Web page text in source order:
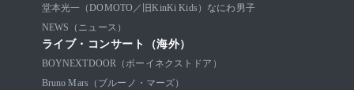
堂本光一（DOMOTO／旧KinKi Kids） なにわ男子
NEWS（ニュース）
ライブ・コンサート（海外）
BOYNEXTDOOR（ボーイネクストドア）
Bruno Mars（ブルーノ・マーズ）